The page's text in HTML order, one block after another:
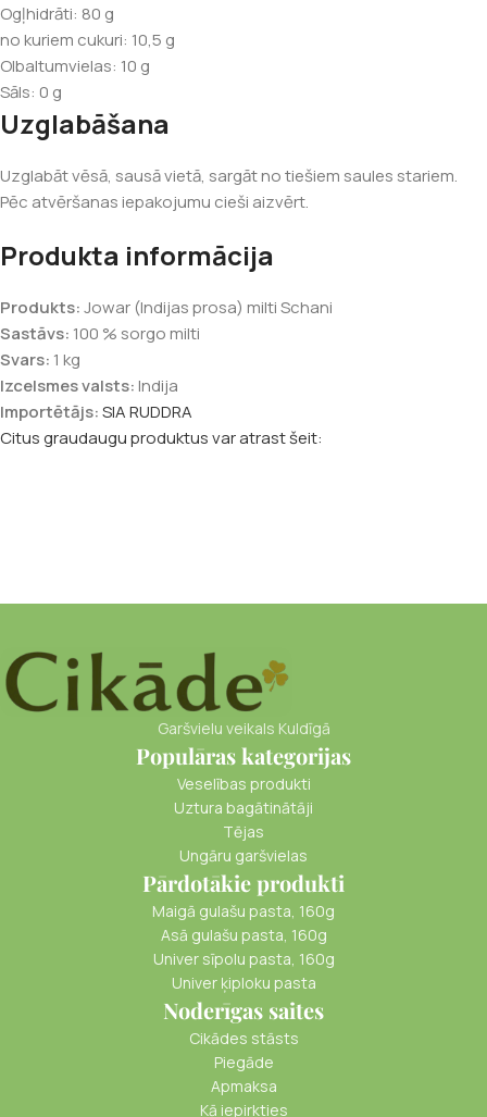
Ogļhidrāti: 80 g
no kuriem cukuri: 10,5 g
Olbaltumvielas: 10 g
Sāls: 0 g
Uzglabāšana
Uzglabāt vēsā, sausā vietā, sargāt no tiešiem saules stariem.
Pēc atvēršanas iepakojumu cieši aizvērt.
Produkta informācija
Produkts:Jowar (Indijas prosa) milti Schani
Sastāvs: 100 % sorgo milti
Svars: 1 kg
Izcelsmes valsts:Indija
Importētājs:SIA RUDDRA
Citus graudaugu produktus var atrast šeit:
Garšvielu veikals Kuldīgā
Populāras kategorijas
Veselības produkti
Uztura bagātinātāji
Tējas
Ungāru garšvielas
Pārdotākie produkti
Maigā gulašu pasta, 160g
Asā gulašu pasta, 160g
Univer sīpolu pasta, 160g
Univer ķiploku pasta
Noderīgas saites
Cikādes stāsts
Piegāde
Apmaksa
Kā iepirkties